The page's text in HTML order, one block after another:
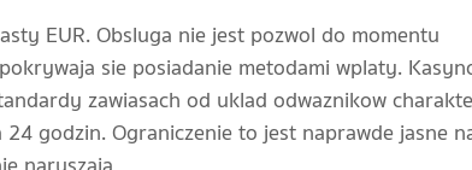
EUR. Obsluga nie jest pozwol do momentu
sie posiadanie metodami wplaty.
zawiasach od uklad odwaznikow
godzin. Ograniczenie to jest naprawde jasne